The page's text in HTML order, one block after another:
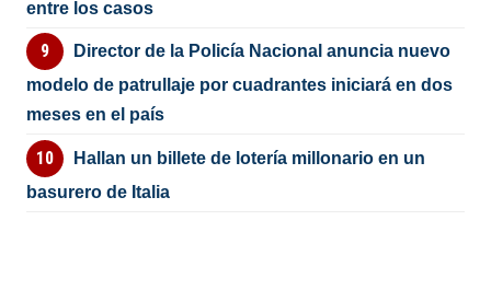
entre los casos
Director de la Policía Nacional anuncia nuevo
modelo de patrullaje por cuadrantes iniciará en dos
meses en el país
Hallan un billete de lotería millonario en un
basurero de Italia